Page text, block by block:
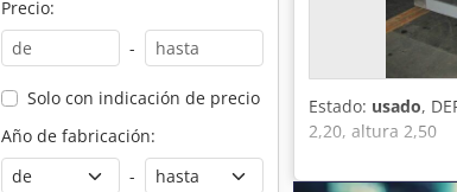
Precio:
-
Solo con indicación de precio
Año de fabricación:
-
productividad.
Año de
Estado: usado,
2,20, altura 2,50